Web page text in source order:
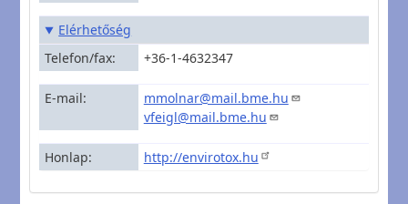
Elérhetőség
Telefon/fax
+36-1-4632347
E-mail
mmolnar@mail.bme.hu
vfeigl@mail.bme.hu
Honlap http://envirotox.hu